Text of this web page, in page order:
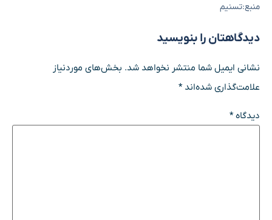
منبع:تسنیم
دیدگاهتان را بنویسید
نشانی ایمیل شما منتشر نخواهد شد. بخش‌های موردنیاز
علامت‌گذاری شده‌اند*
دیدگاه*